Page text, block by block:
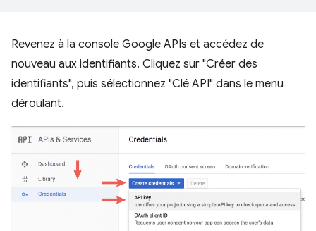
Revenez à la console Google APIs et accédez de
nouveau aux identifiants. Cliquez sur "Créer des
identifiants", puis sélectionnez "Clé API" dans le menu
déroulant.